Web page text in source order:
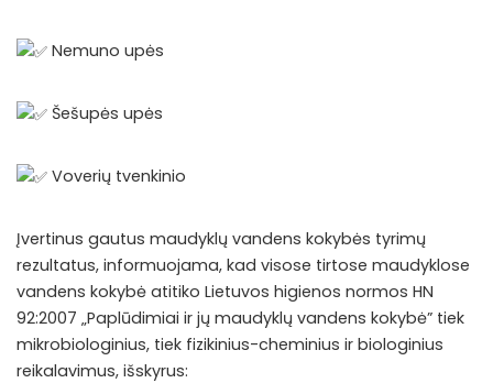
Nemuno upės
Šešupės upės
Voverių tvenkinio
Įvertinus gautus maudyklų vandens kokybės tyrimų
rezultatus, informuojama, kad visose tirtose maudyklose
vandens kokybė atitiko Lietuvos higienos normos HN
92:2007 „Paplūdimiai ir jų maudyklų vandens kokybė” tiek
mikrobiologinius, tiek fizikinius-cheminius ir biologinius
reikalavimus, išskyrus: